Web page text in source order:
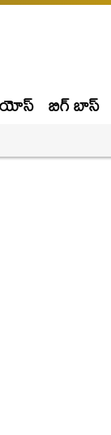
బిగ్ బాస్